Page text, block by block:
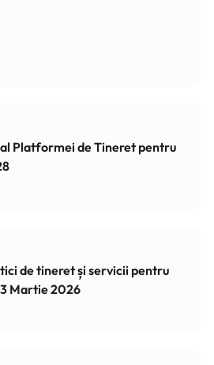
Platformei de Tineret pentru
de tineret și servicii pentru
Martie 2026